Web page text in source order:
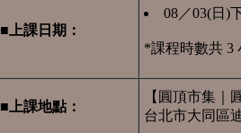
■上課日期 ：
08／03(日)
*課程時數共 3
■上課地點：
【圓頂市集｜
台北市大同區